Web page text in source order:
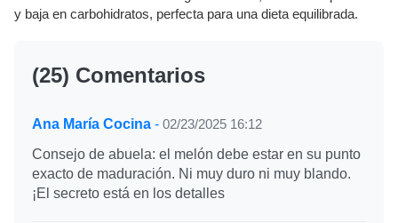
y baja en carbohidratos, perfecta para una dieta equilibrada.
(25) Comentarios
Ana María Cocina - 02/23/2025 16:12
Consejo de abuela: el melón debe estar en su punto
exacto de maduración. Ni muy duro ni muy blando.
¡El secreto está en los detalles